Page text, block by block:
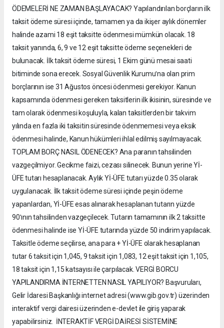
ÖDEMELERİ NE ZAMAN BAŞLAYACAK? Yapılandırılan borçların ilk
taksit ödeme süresi içinde, tamamen ya da ikişer aylık dönemler
halinde azami 18 eşit taksitte ödenmesi mümkün olacak. 18
taksit yanında, 6, 9 ve 12 eşit taksitte ödeme seçenekleri de
bulunacak. İlk taksit ödeme süresi, 1 Ekim günü mesai saati
bitiminde sona erecek. Sosyal Güvenlik Kurumuʹna olan prim
borçlarının ise 31 Ağustos öncesi ödenmesi gerekiyor. Kanun
kapsamında ödenmesi gereken taksitlerin ilk ikisinin, süresinde ve
tam olarak ödenmesi koşuluyla, kalan taksitlerden bir takvim
yılında en fazla iki taksitin süresinde ödenmemesi veya eksik
ödenmesi halinde, Kanun hükümleri ihlal edilmiş sayılmayacak.
TOPLAM BORÇ NASIL ÖDENECEK? Ana paranın tahsilinden
vazgeçilmiyor. Gecikme faizi, cezası silinecek. Bunun yerine Yİ-
ÜFE tutarı hesaplanacak. Aylık Yİ-ÜFE tutarı yüzde 0.35 olarak
uygulanacak. İlk taksit ödeme süresi içinde peşin ödeme
yapanlardan, Yİ-ÜFE esas alınarak hesaplanan tutarın yüzde
90ʹının tahsilinden vazgeçilecek. Tutarın tamamının ilk 2 taksitte
ödenmesi halinde ise Yİ-ÜFE tutarında yüzde 50 indirim yapılacak.
Taksitle ödeme seçilirse, ana para + Yİ-ÜFE olarak hesaplanan
tutar 6 taksit için 1,045, 9 taksit için 1,083, 12 eşit taksit için 1,105,
18 taksit için 1,15 katsayısı ile çarpılacak. VERGİ BORCU
YAPILANDIRMA İNTERNETTEN NASIL YAPILIYOR? Başvuruları,
Gelir İdaresi Başkanlığı internet adresi (www.gib.gov.tr) üzerinden
interaktif vergi dairesi üzerinden e-devlet ile giriş yaparak
yapabilirsiniz. İNTERAKTİF VERGİ DAİRESİ SİSTEMİNE